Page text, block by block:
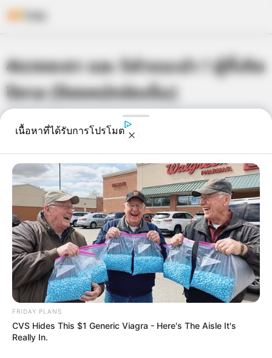
to
content
4ดวงชะตา และ 5คำแนะนำ ! ผู้ที่เกิด
ปีขาล (ปีชงหนักจัดเต็ม)
เจ้าหมอดู 23 ม.ค. 2016
แชร์
ท่านที่เกิดปีขาล ปีนี้จะมีการปะทะกับพลังงานของปีวอก ซึ่ง
ถือว่าเป็นคู่ปะทะที่รุนแรงมาก
เนื่องจากขาลก็คือธาตุไม้
ใหญ่ ส่วนวอกก็คือธาตุทองใหญ่ ซึ่งเป็นพลังประจำปีที่เวียน
เข้ามาถึงทุก 12 ปี เมื่อต้องมาปะทะกัน ก็ทำให้เกิดความ
รุนแรงในด้านต่างๆ เช่น เกิดอุบัติเหตุรุนแรง การงานหรือ
เนื้อหาที่ได้รับการโปรโมต
FRIDAY PLANS
CVS Hides This $1 Generic Viagra - Here's The Aisle It's
Really In.